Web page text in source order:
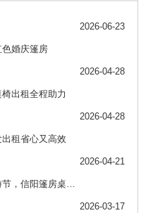
2026-06-23
婚庆篷房
2026-04-28
出租全程助力
2026-04-28
租省心又高效
2026-04-21
劲牌神农架酒业第五届封藏文化旅游节，信阳篷房桌椅出租助力布场
2026-03-17